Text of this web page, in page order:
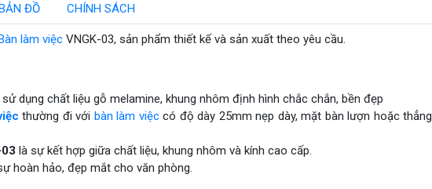
ĐỒ CHÍNH SÁCH
làm việc VNGK-03, sản phẩm thiết kế và sản xuất theo yêu cầu.
sử dụng chất liệu gỗ melamine, khung nhôm định hình chắc chắn, bền đẹp
thường đi với bàn làm việccó độ dày 25mm nẹp dày, mặt bàn lượn hoặc thẳng
là sự kết hợp giữa chất liệu, khung nhôm và kính cao cấp.
hoàn hảo, đẹp mắt cho văn phòng.